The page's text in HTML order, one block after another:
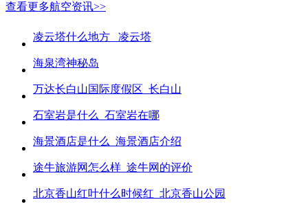
查看更多航空资讯>>
凌云塔什么地方_ 凌云塔
海泉湾神秘岛
万达长白山国际度假区_长白山
石室岩是什么_石室岩在哪
海景酒店是什么_海景酒店介绍
途牛旅游网怎么样_途牛网的评价
北京香山红叶什么时候红_北京香山公园